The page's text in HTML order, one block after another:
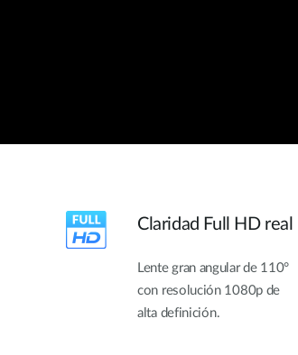
Claridad Full HD real
Lente gran angular de 110°
con resolución 1080p de
alta definición.